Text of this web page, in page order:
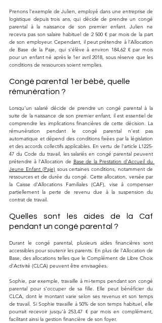
Prenons l'exemple de Julien, employé dans une entreprise de
logistique depuis trois ans, qui décide de prendre un congé
parental à la naissance de son premier enfant. Julien ne
recevra pas son salaire habituel de 2 500 € par mois de la part
de son employeur. Cependant, il peut prétendre à l'Allocation
de Base de la Paje, qui s'élève à environ 184,62 € par mois
pour un enfant né après le 1er avril 2018, sous réserve que les
conditions de ressources soient remplies.
Congé parental 1er bébé, quelle
rémunération ?
Lorsqu'un salarié décide de prendre un congé parental à la
suite de la naissance de son premier enfant, il est essentiel de
comprendre les implications financières de cette décision. La
rémunération pendant le congé parental n'est pas
automatique et dépend des conditions fixées par la législation
et des accords collectifs applicables. En vertu de l'article L1225-
47 du Code du travail, les salariés en congé parental peuvent
prétendre à l'Allocation de Base de la Prestation d'Accueil du
Jeune Enfant (Paje) sous certaines conditions, notamment de
ressources et de durée du congé. Cette allocation, versée par
la Caisse d'Allocations Familiales (CAF), vise à compenser
partiellement la perte de revenu due à la suspension du
contrat de travail.
Quelles sont les aides de la Caf
pendant un congé parental ?
Durant le congé parental, plusieurs aides financières sont
accessibles pour soutenir les parents. En plus de l'Allocation de
Base, des allocations telles que le Complément de Libre Choix
d'Activité (CLCA) peuvent être envisagées.
Sophie, par exemple, travaille à mi-temps pendant son congé
parental pour s'occuper de sa fille. Elle peut bénéficier du
CLCA, dont le montant varie selon ses revenus et son temps
de travail. Si Sophie travaille à 50% de son temps habituel, elle
pourrait recevoir jusqu'à 253,47 € par mois en complément,
facilitant ainsi la gestion financière de son foyer.